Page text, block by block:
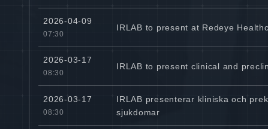
2026-04-09
07:30
IRLAB to present at Redeye
2026-03-17
08:30
IRLAB to present clinical and
2026-03-17
08:30
IRLAB presenterar kliniska och
sjukdomar